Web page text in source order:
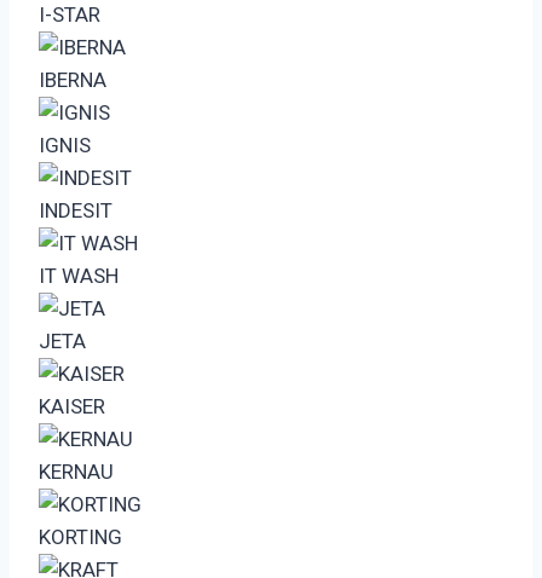
I-STAR
IBERNA
IGNIS
INDESIT
IT WASH
JETA
KAISER
KERNAU
KORTING